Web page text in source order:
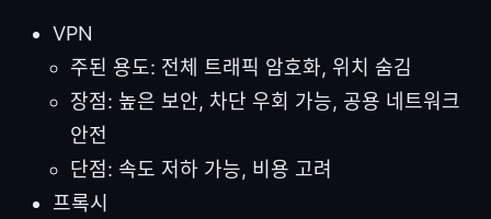
VPN
주된 용도: 전체 트래픽 암호화, 위치 숨김
장점: 높은 보안, 차단 우회 가능, 공용 네트워크
안전
단점: 속도 저하 가능, 비용 고려
프록시